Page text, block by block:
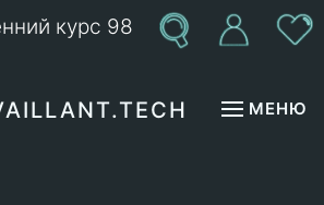
курс 98
МЕНЮ